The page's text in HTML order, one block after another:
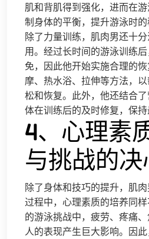
肌和背肌得到强化，进而在
制身体的平衡，提升游泳时的
除了力量训练，肌肉男还十
用。经过长时间的游泳训练
免，因此他开始实施合理的
摩、热水浴、拉伸等方法，
松和恢复。此外，他还结合
体在训练后的及时修复，保持
4、心理素
与挑战的决
除了身体和技巧的提升，肌
过程中，心理素质的培养同
的游泳挑战中，疲劳、疼痛
人的表现产生巨大影响。因